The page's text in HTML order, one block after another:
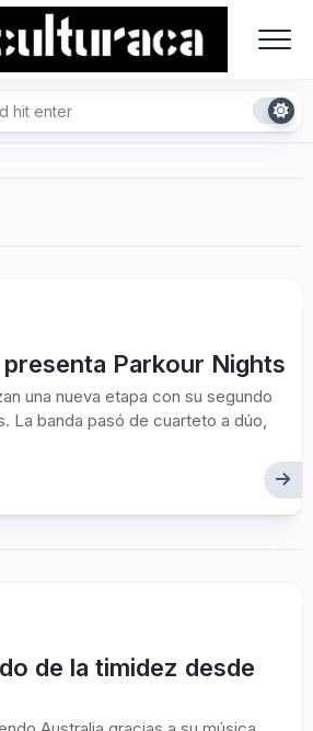
Parkour Nights
una nueva etapa con su segundo
La banda pasó de cuarteto a dúo,
de la timidez desde